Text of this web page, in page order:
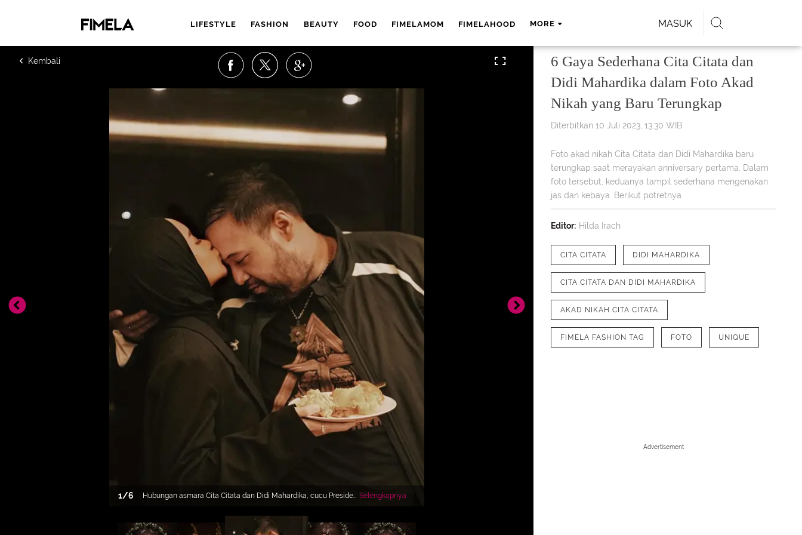
LIFESTYLE FASHION BEAUTY FOOD FIMELAMOM FIMELAHOOD MORE MASUK
1/6
Hubungan asmara Cita Citata dan Didi Mahardika, cucu Presiden
IG/mahardhika_soekarno/cita_citata].
Selengkapnya
6 Gaya Sederhana Cita Citata dan
Didi Mahardika dalam Foto Akad
Nikah yang Baru Terungkap
Diterbitkan 10 Juli 2023, 13:30 WIB
Foto akad nikah Cita Citata dan Didi Mahardika baru
terungkap saat merayakan anniversary pertama. Dalam
foto tersebut, keduanya tampil sederhana mengenakan
jas dan kebaya. Berikut potretnya.
Editor: Hilda Irach
CITA CITATA DIDI MAHARDIKA
CITA CITATA DAN DIDI MAHARDIKA
AKAD NIKAH CITA CITATA
FIMELA FASHION TAG FOTO UNIQUE
Advertisement